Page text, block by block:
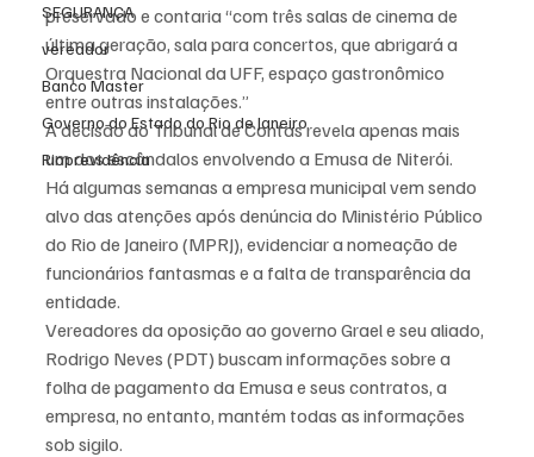
SEGURANÇA
vereador
Banco Master
Governo do Estado do Rio de Janeiro
Rioprevidência
preservado e contaria “com três salas de cinema de
última geração, sala para concertos, que abrigará a
Orquestra Nacional da UFF, espaço gastronômico
entre outras instalações.”
A decisão do Tribunal de Contas revela apenas mais
um dos escândalos envolvendo a Emusa de Niterói.
Há algumas semanas a empresa municipal vem sendo
alvo das atenções após denúncia do Ministério Público
do Rio de Janeiro (MPRJ), evidenciar a nomeação de
funcionários fantasmas e a falta de transparência da
entidade.
Vereadores da oposição ao governo Grael e seu aliado,
Rodrigo Neves (PDT) buscam informações sobre a
folha de pagamento da Emusa e seus contratos, a
empresa, no entanto, mantém todas as informações
sob sigilo.